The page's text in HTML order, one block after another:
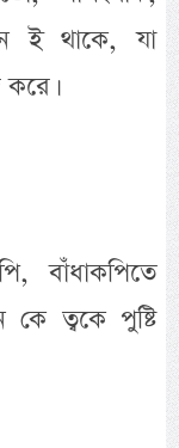
ই থাকে, যা
বাঁধাকপিতে
কে ত্বকে পুষ্টি